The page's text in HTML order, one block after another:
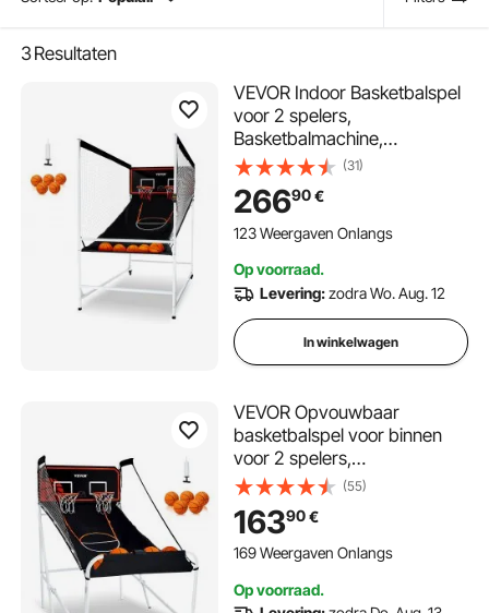
3Resultaten
VEVOR Indoor Basketbalspel
voor 2 spelers,
Basketbalmachine,
Basketbalstandaard met 5
ballen & 8 spelmodi & 2
basketbalringen & scorebord
& opblaaspomp, voor
(zwart)
(31)
26690€
123 Weergaven Onlangs
Op voorraad.
Levering:zodra Wo. Aug. 12
In winkelwagen
VEVOR Opvouwbaar
basketbalspel voor binnen
voor 2 spelers,
basketbalmachine,
basketbalstandaard met 5
ballen en 8 spelmodi, 2
basketbalringen en
en volwassenen (zwart-wit)
(55)
16390€
169 Weergaven Onlangs
Op voorraad.